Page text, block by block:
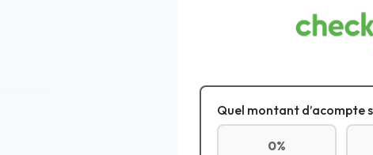
Quel montant d’acompte
0%